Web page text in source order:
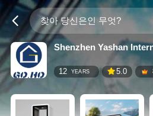
Shenzhen Yashan
12 YEARS 5.0